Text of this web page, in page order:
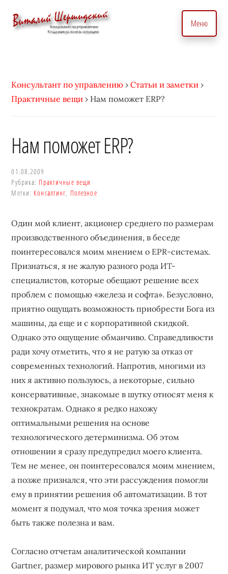
Дополнительное
меню
вопросам
управления
бизнесом.
индивидуальным
подходом
Виталий
Шершидский
вопросам
управления.
для
управление
и
развития
бизнеса,
создающее
устойчивые
конкурентные
преимущества.
Меню
Консультант по управлению ›Статьи и заметки ›
Практичные вещи › Нам поможет ERP?
Нам поможет ERP?
01.08.2009
Рубрика: Практичные вещи
Метки: Консалтинг, Полезное
Один мой клиент, акционер среднего по размерам
производственного объединения, в беседе
поинтересовался моим мнением о EPR-системах.
Признаться, я не жалую разного рода ИТ-
специалистов, которые обещают решение всех
проблем с помощью «железа и софта». Безусловно,
приятно ощущать возможность приобрести Бога из
машины, да еще и с корпоративной скидкой.
Однако это ощущение обманчиво. Справедливости
ради хочу отметить, что я не ратую за отказ от
современных технологий. Напротив, многими из
них я активно пользуюсь, а некоторые, сильно
консервативные, знакомые в шутку относят меня к
технократам. Однако я редко нахожу
оптимальными решения на основе
технологического детерминизма. Об этом
отношении я сразу предупредил моего клиента.
Тем не менее, он поинтересовался моим мнением,
а позже признался, что эти рассуждения помогли
ему в принятии решения об автоматизации. В тот
момент я подумал, что моя точка зрения может
быть также полезна и вам.
Согласно отчетам аналитической компании
Gartner, размер мирового рынка ИТ услуг в 2007